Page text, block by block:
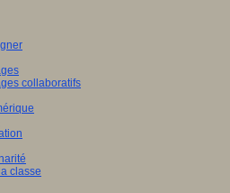
collaboratifs
classe